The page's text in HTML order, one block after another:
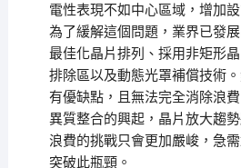
電性表現不如中心區域，增加
為了緩解這個問題，業界已發
最佳化晶片排列、採用非矩形
排除區以及動態光罩補償技術
有優缺點，且無法完全消除浪
異質整合的興起，晶片放大趨
浪費的挑戰只會更加嚴峻，急
突破此瓶頸。